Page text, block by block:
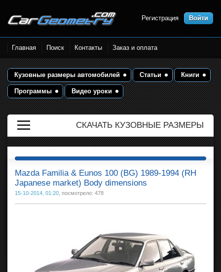
Размеры кузова автомобилей.
Контрольные точки и кузовные
размеры. Геометрия кузова
Регистрация Войти
Главная Поиск Контакты Заказ и оплата
Кузовные размеры автомобилей Статьи Книги
Программы Видео уроки
СКАЧАТЬ КУЗОВНЫЕ РАЗМЕРЫ
Mazda Familia & Eunos 100 (BG) 1989-1994 (RH
Japanese market) Body dimensions
15-10-2014, 01:20 , посмотрело: 478